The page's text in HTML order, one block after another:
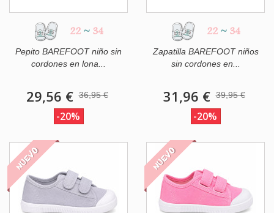
22 ~ 34
Pepito BAREFOOT niño sin
cordones en lona...
29,56 € 36,95 €
-20%
22 ~ 34
Zapatilla BAREFOOT niños
sin cordones en...
31,96 € 39,95 €
-20%
NUEVO NUEVO